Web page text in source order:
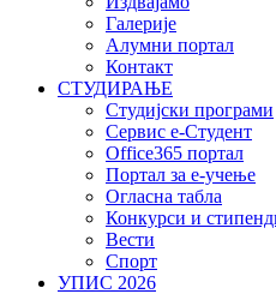
Галерије
Алумни портал
Контакт
СТУДИРАЊЕ
Студијски програми
Сервис е-Студент
Office365 портал
Портал за е-учење
Огласна табла
Конкурси и
Вести
Спорт
УПИС 2026